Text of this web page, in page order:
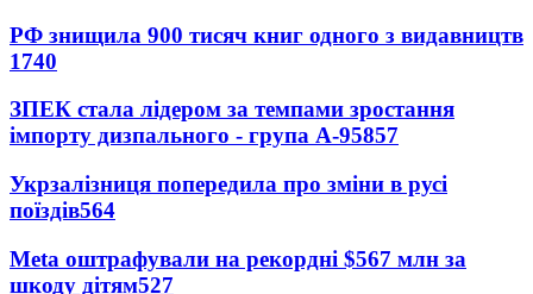
РФ знищила 900 тисяч книг одного з видавництв
1740
ЗПЕК стала лідером за темпами зростання
імпорту дизпального - група А-95857
Укрзалізниця попередила про зміни в русі
поїздів564
Meta оштрафували на рекордні $567 млн за
шкоду дітям527